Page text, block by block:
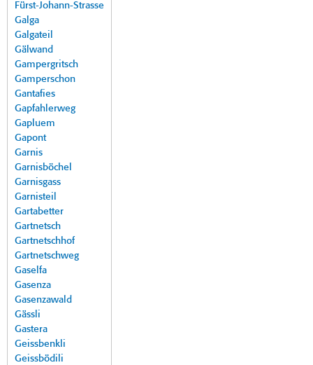
Fürst-Johann-Strasse
Galga
Galgateil
Gälwand
Gampergritsch
Gamperschon
Gantafies
Gapfahlerweg
Gapluem
Gapont
Garnis
Garnisböchel
Garnisgass
Garnisteil
Gartabetter
Gartnetsch
Gartnetschhof
Gartnetschweg
Gaselfa
Gasenza
Gasenzawald
Gässli
Gastera
Geissbenkli
Geissbödili